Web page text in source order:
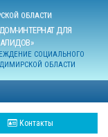
ОБЛАСТИ
ИНТЕРНАТ ДЛЯ
СОЦИАЛЬНОГО
ОБЛАСТИ
Контакты